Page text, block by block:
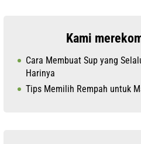
Kami
Cara Membuat Sup yang
Harinya
Tips Memilih Rempah untuk